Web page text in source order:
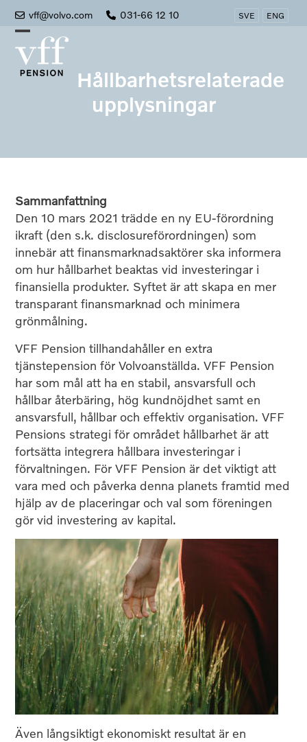
Skip
content
vff@volvo.com 031-66 12 10 SVE ENG
Open
mobile
Close
mobile
Hållbarhetsrelaterade
upplysningar
Sammanfattning
Den 10 mars 2021 trädde en ny EU-förordning
ikraft (den s.k. disclosureförordningen) som
innebär att finansmarknadsaktörer ska informera
om hur hållbarhet beaktas vid investeringar i
finansiella produkter. Syftet är att skapa en mer
transparant finansmarknad och minimera
grönmålning.
VFF Pension tillhandahåller en extra
tjänstepension för Volvoanställda. VFF Pension
har som mål att ha en stabil, ansvarsfull och
hållbar återbäring, hög kundnöjdhet samt en
ansvarsfull, hållbar och effektiv organisation. VFF
Pensions strategi för området hållbarhet är att
fortsätta integrera hållbara investeringar i
förvaltningen. För VFF Pension är det viktigt att
vara med och påverka denna planets framtid med
hjälp av de placeringar och val som föreningen
gör vid investering av kapital.
Även långsiktigt ekonomiskt resultat är en